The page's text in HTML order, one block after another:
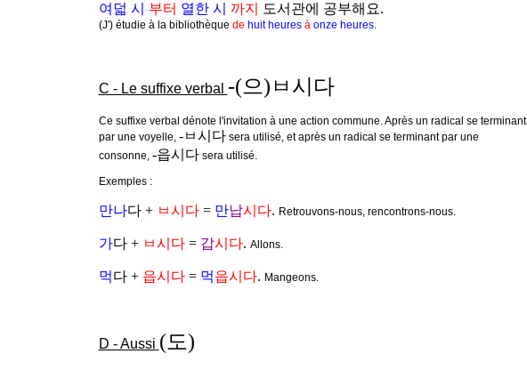
여덟 시 부터 열한 시 까지 도서관에 공부해요.
(J') étudie à la bibliothèque de huit heures à onze heures.
C - Le suffixe verbal -(으)ㅂ시다
Ce suffixe verbal dénote l'invitation à une action commune. Après un radical se terminant
par une voyelle, -ㅂ시다sera utilisé, et après un radical se terminant par une
consonne, -읍시다sera utilisé.
Exemples :
만나다 + ㅂ시다= 만납시다. Retrouvons-nous, rencontrons-nous.
가다 + ㅂ시다= 갑시다. Allons.
먹다 + 읍시다= 먹읍시다. Mangeons.
D - Aussi (도)